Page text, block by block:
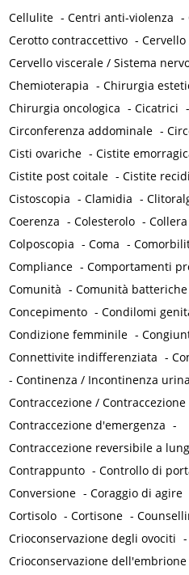
Cellulite -Centri anti-violenza -
Cerotto contraccettivo -
Cervello viscerale / Sistema
Chemioterapia -Chirurgia
Chirurgia oncologica -Cicatrici
Circonferenza addominale -
Cisti ovariche -Cistite
Cistite post coitale -Cistite
Cistoscopia -Clamidia -
Coerenza -Colesterolo -
Colposcopia -Coma -
Compliance -Comportamenti
Comunità -Comunità
Concepimento -Condilomi
Condizione femminile -
Connettivite indifferenziata -
-Continenza / Incontinenza
Contraccezione /
Contraccezione d'emergenza -
Contraccezione reversibile a
Contrappunto -Controllo di
Conversione -Coraggio di agire
Cortisolo -Cortisone -
Crioconservazione degli ovociti -
Crioconservazione dell'embrione